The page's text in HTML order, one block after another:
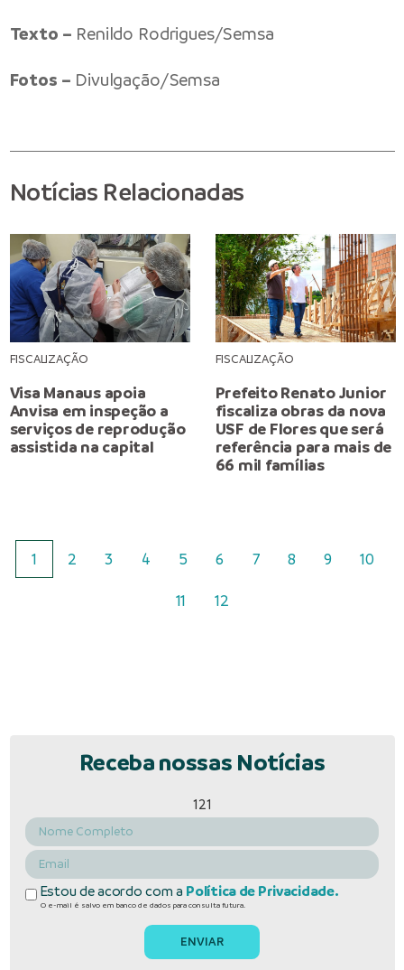
Texto – Renildo Rodrigues/Semsa
Fotos – Divulgação/Semsa
Notícias Relacionadas
FISCALIZAÇÃO
Visa Manaus apoia
Anvisa em inspeção a
serviços de reprodução
assistida na capital
FISCALIZAÇÃO
Prefeito Renato Junior
fiscaliza obras da nova
USF de Flores que será
referência para mais de
66 mil famílias
1 2 3 4 5 6 7 8 9 10
11 12
Receba nossas Notícias
121
Estou de acordo com a Política de Privacidade.
O e-mail é salvo em banco de dados para consulta futura.